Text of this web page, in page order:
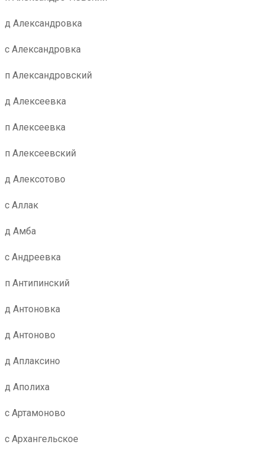
д Александровка
с Александровка
п Александровский
д Алексеевка
п Алексеевка
п Алексеевский
д Алексотово
с Аллак
д Амба
с Андреевка
п Антипинский
д Антоновка
д Антоново
д Аплаксино
д Аполиха
с Артамоново
с Архангельское